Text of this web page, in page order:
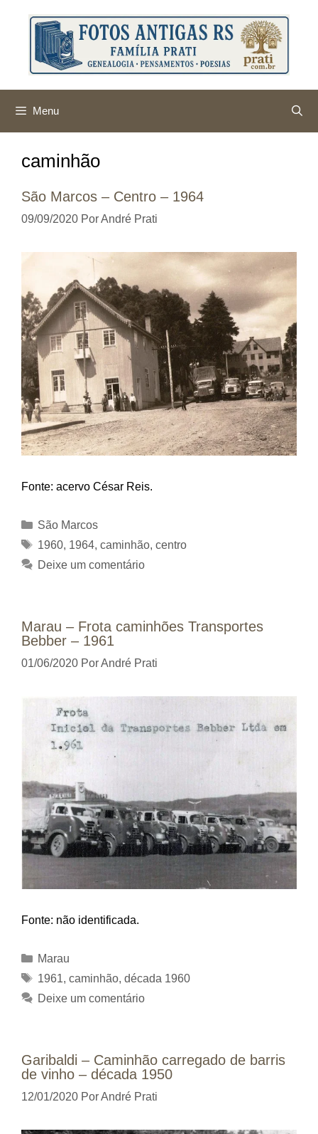
conteúdo
Menu
caminhão
São Marcos – Centro – 1964
09/09/2020 PorAndré Prati
Fonte: acervo César Reis.
Categorias
São Marcos
Tags
1960, 1964, caminhão, centro
Deixe um comentário
Marau – Frota caminhões Transportes
Bebber – 1961
01/06/2020 PorAndré Prati
Fonte: não identificada.
Categorias
Marau
Tags
1961, caminhão, década 1960
Deixe um comentário
Garibaldi – Caminhão carregado de barris
de vinho – década 1950
12/01/2020 PorAndré Prati